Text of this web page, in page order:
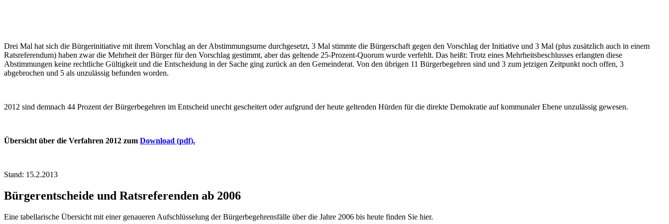
Drei Mal hat sich die Bürgerinitiative mit ihrem Vorschlag an der Abstimmungsurne durchgesetzt, 3 Mal stimmte die Bürgerschaft gegen den Vorschlag der Initiative und 3 Mal (plus zusätzlich auch in einem
Ratsreferendum) haben zwar die Mehrheit der Bürger für den Vorschlag gestimmt, aber das geltende 25-Prozent-Quorum wurde verfehlt. Das heißt: Trotz eines Mehrheitsbeschlusses erlangten diese
Abstimmungen keine rechtliche Gültigkeit und die Entscheidung in der Sache ging zurück an den Gemeinderat. Von den übrigen 11 Bürgerbegehren sind und 3 zum jetzigen Zeitpunkt noch offen, 3
abgebrochen und 5 als unzulässig befunden worden.
2012 sind demnach 44 Prozent der Bürgerbegehren im Entscheid unecht gescheitert oder aufgrund der heute geltenden Hürden für die direkte Demokratie auf kommunaler Ebene unzulässig gewesen.
Übersicht über die Verfahren 2012 zum Download (pdf).
Stand: 15.2.2013
Bürgerentscheide und Ratsreferenden ab 2006
Eine tabellarische Übersicht mit einer genaueren Aufschlüsselung der Bürgerbegehrensfälle über die Jahre 2006 bis heute finden Sie hier.